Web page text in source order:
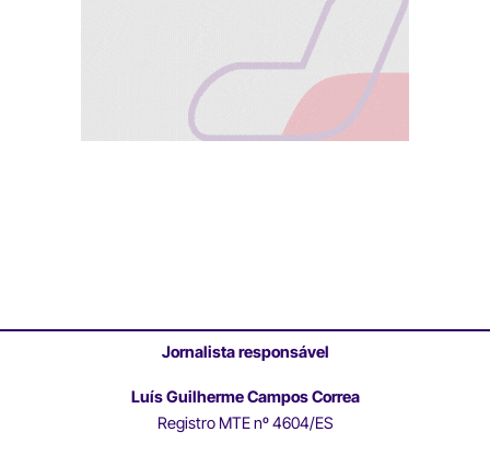
Jornalista responsável
Luís Guilherme Campos Correa
Registro MTE nº 4604/ES